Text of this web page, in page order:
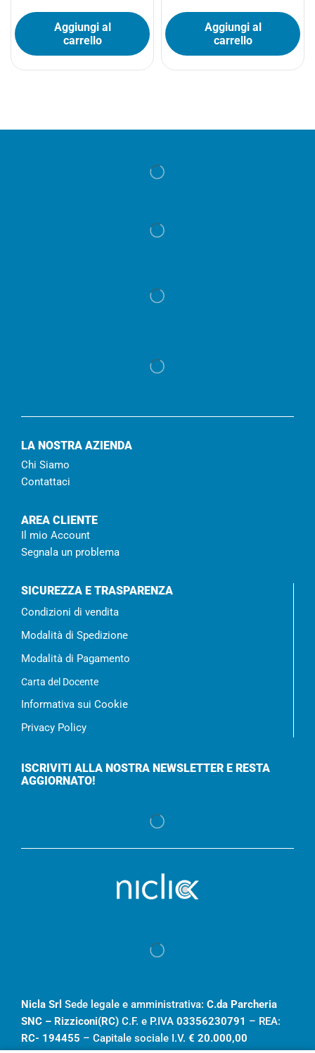
Aggiungi al
carrello
Aggiungi al
carrello
LA NOSTRA AZIENDA
Chi Siamo
Contattaci
AREA CLIENTE
Il mio Account
Segnala un problema
SICUREZZA E TRASPARENZA
Condizioni di vendita
Modalità di Spedizione
Modalità di Pagamento
Carta del Docente
Informativa sui Cookie
Privacy Policy
ISCRIVITI ALLA NOSTRA NEWSLETTER E RESTA
AGGIORNATO!
Nicla Srl Sede legale e amministrativa: C.da Parcheria
SNC – Rizziconi(RC) C.F. e P.IVA 03356230791 – REA:
RC- 194455 – Capitale sociale I.V. € 20.000,00